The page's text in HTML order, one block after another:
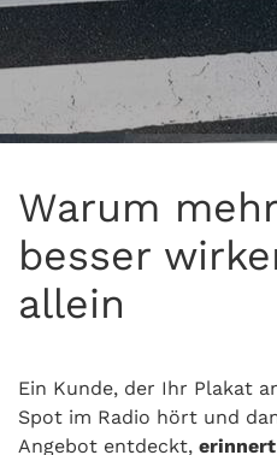
Warum
besser
allein
Ein Kunde, der Ihr Plakat
Spot im Radio hört und
Angebot entdeckt,